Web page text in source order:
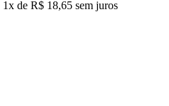
1x de R$ 18,65 sem juros